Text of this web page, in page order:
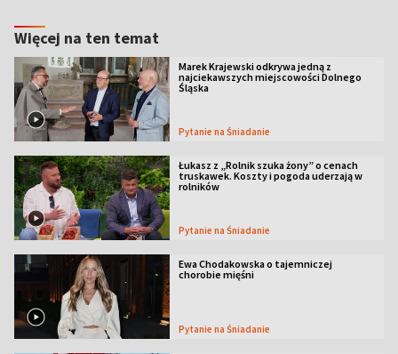
Więcej na ten temat
Marek Krajewski odkrywa jedną z
najciekawszych miejscowości Dolnego
Śląska
Pytanie na Śniadanie
Łukasz z „Rolnik szuka żony” o cenach
truskawek. Koszty i pogoda uderzają w
rolników
Pytanie na Śniadanie
Ewa Chodakowska o tajemniczej
chorobie mięśni
Pytanie na Śniadanie